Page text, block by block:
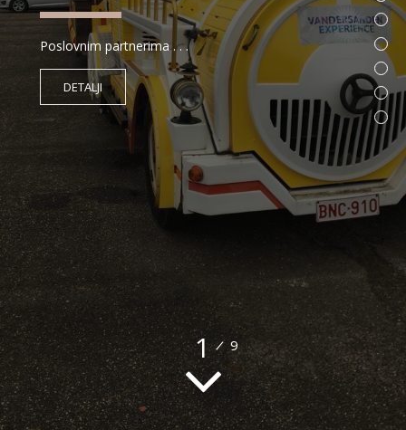
Poslovnim partnerima . . .
DETALJI
1 / 9